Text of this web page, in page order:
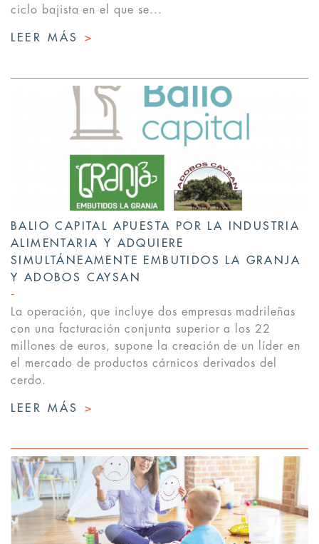
ciclo bajista en el que se...
LEER MÁS >
BALIO CAPITAL APUESTA POR LA INDUSTRIA
ALIMENTARIA Y ADQUIERE
SIMULTÁNEAMENTE EMBUTIDOS LA GRANJA
Y ADOBOS CAYSAN
La operación, que incluye dos empresas madrileñas
con una facturación conjunta superior a los 22
millones de euros, supone la creación de un líder en
el mercado de productos cárnicos derivados del
cerdo.
LEER MÁS >